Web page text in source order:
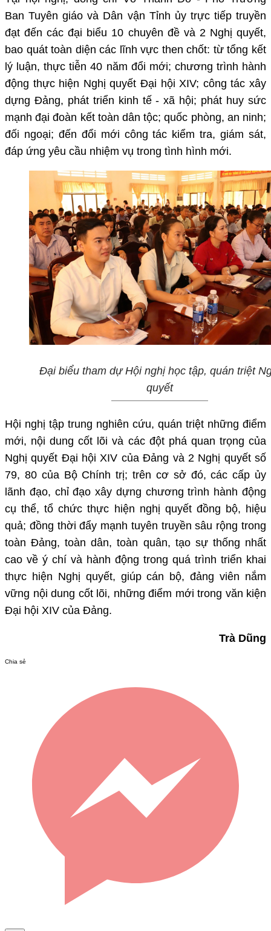
Ban Tuyên giáo và Dân vận Tỉnh ủy trực tiếp truyền
đạt đến các đại biểu 10 chuyên đề và 2 Nghị quyết,
bao quát toàn diện các lĩnh vực then chốt: từ tổng kết
lý luận, thực tiễn 40 năm đổi mới; chương trình hành
động thực hiện Nghị quyết Đại hội XIV; công tác xây
dựng Đảng, phát triển kinh tế - xã hội; phát huy sức
mạnh đại đoàn kết toàn dân tộc; quốc phòng, an ninh;
đối ngoại; đến đổi mới công tác kiểm tra, giám sát,
đáp ứng yêu cầu nhiệm vụ trong tình hình mới.
Đại biểu tham dự Hội nghị học tập, quán triệt
quyết
Hội nghị tập trung nghiên cứu, quán triệt những điểm
mới, nội dung cốt lõi và các đột phá quan trọng của
Nghị quyết Đại hội XIV của Đảng và 2 Nghị quyết số
79, 80 của Bộ Chính trị; trên cơ sở đó, các cấp ủy
lãnh đạo, chỉ đạo xây dựng chương trình hành động
cụ thể, tổ chức thực hiện nghị quyết đồng bộ, hiệu
quả; đồng thời đẩy mạnh tuyên truyền sâu rộng trong
toàn Đảng, toàn dân, toàn quân, tạo sự thống nhất
cao về ý chí và hành động trong quá trình triển khai
thực hiện Nghị quyết, giúp cán bộ, đảng viên nắm
vững nội dung cốt lõi, những điểm mới trong văn kiện
Đại hội XIV của Đảng.
Trà Dũng
Chia sẻ